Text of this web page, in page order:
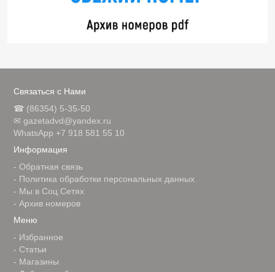
Связаться с Нами
☎ (86354) 5-35-50
✉ gazetadvd@yandex.ru
WhatsApp +7 918 581 55 10
Информация
- Обратная связь
- Политика обработки персональных данных
- Мы в Соц.Сетях
- Архив номеров
Меню
- Избранное
- Статьи
- Магазины